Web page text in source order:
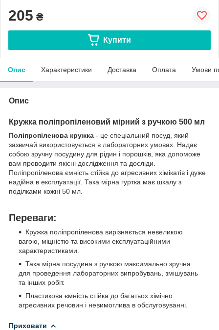
205 ₴
Купити
Опис Характеристики Доставка Оплата Умови
Опис
Кружка поліпропіленовий мірний з ручкою 500 мл
Поліпропіленова кружка - це спеціальний посуд, який
зазвичай використовується в лабораторних умовах. Надає
собою зручну посудину для рідин і порошків, яка допоможе
вам проводити якісні дослідження та досліди.
Поліпропіленова ємність стійка до агресивних хімікатів і дуже
надійна в експлуатації. Така мірна гуртка має шкалу з
поділками кожні 50 мл.
Переваги:
Кружка поліпропіленова вирізняється невеликою
вагою, міцністю та високими експлуатаційними
характеристиками.
Така мірна посудина з ручкою максимально зручна
для проведення лабораторних випробувань, змішувань
та інших робіт.
Пластикова ємність стійка до багатьох хімічно
агресивних речовин і невимоглива в обслуговуванні.
Приховати